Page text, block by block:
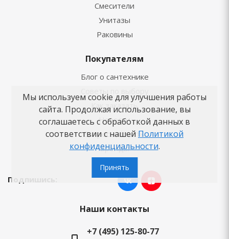
Смесители
Унитазы
Раковины
Покупателям
Блог о сантехнике
Как заказать
Новости
Вопросы-ответы
Бренды
Подпишись:
Наши контакты
+7 (495) 125-80-77
Мы используем cookie для улучшения работы
сайта. Продолжая использование, вы
соглашаетесь с обработкой данных в
соответствии с нашей Политикой
конфиденциальности.
Принять